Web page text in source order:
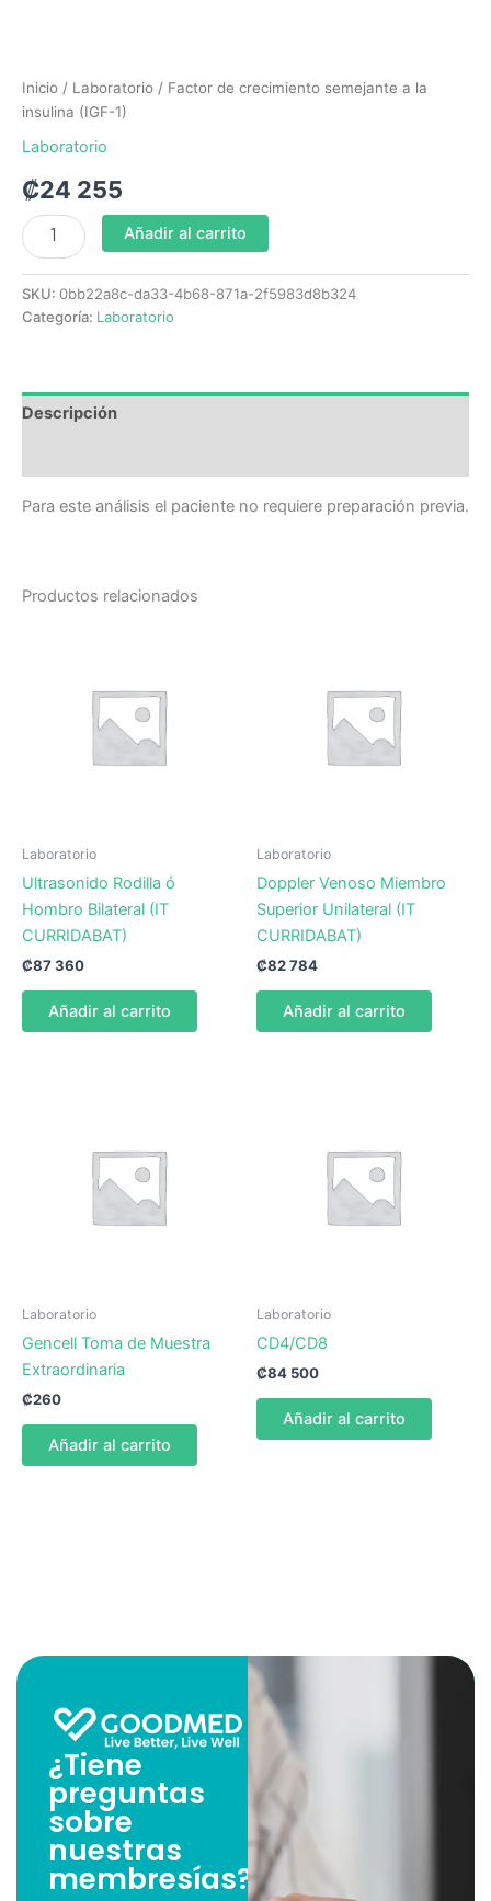
Inicio / Laboratorio / Factor de crecimiento semejante a la
insulina (IGF-1)
Laboratorio
₡24 255
Añadir al carrito
SKU: 0bb22a8c-da33-4b68-871a-2f5983d8b324
Categoría: Laboratorio
Descripción
Para este análisis el paciente no requiere preparación previa.
Productos relacionados
Laboratorio
Ultrasonido Rodilla ó
Hombro Bilateral (IT
CURRIDABAT)
₡87 360
Añadir al carrito
Laboratorio
Doppler Venoso Miembro
Superior Unilateral (IT
CURRIDABAT)
₡82 784
Añadir al carrito
Laboratorio
Gencell Toma de Muestra
Extraordinaria
₡260
Añadir al carrito
Laboratorio
CD4/CD8
₡84 500
Añadir al carrito
¿Tiene
preguntas
sobre
nuestras
membresías?